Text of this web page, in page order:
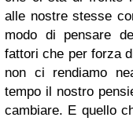
alle nostre stesse
modo di pensare
fattori che per forza
non ci rendiamo
tempo il nostro
cambiare. E quello